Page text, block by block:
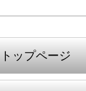
トップページ